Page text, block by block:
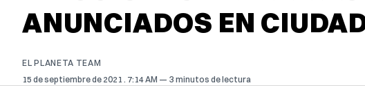
ANUNCIADOS EN
EL PLANETA TEAM
15 de septiembre de 2021 . 7:14 AM 3 minutos de lectura